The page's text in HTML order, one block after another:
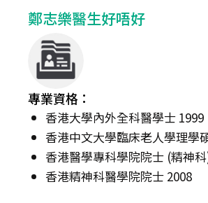
鄭志樂醫生好唔好
專業資格：
香港大學內外全科醫學士 1999
香港中文大學臨床老人學理學
香港醫學專科學院院士 (精神
香港精神科醫學院院士 2008